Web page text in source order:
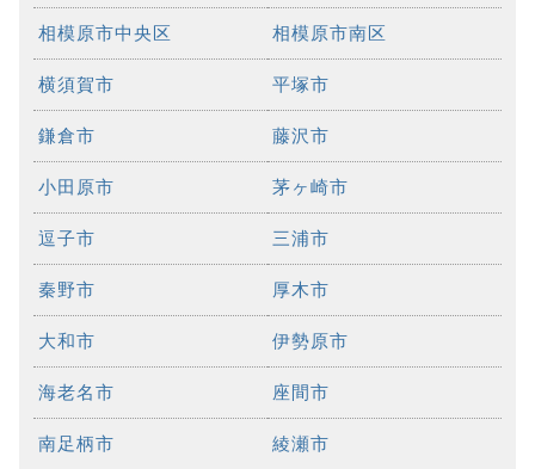
相模原市中央区 相模原市南区
横須賀市 平塚市
鎌倉市 藤沢市
小田原市 茅ヶ崎市
逗子市 三浦市
秦野市 厚木市
大和市 伊勢原市
海老名市 座間市
南足柄市 綾瀬市